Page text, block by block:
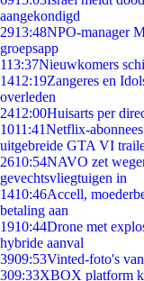
aangekondigd
2913:48NPO-manager
groepsapp
113:37Nieuwkomers
1412:19Zangeres en
overleden
2412:00Huisarts per
1011:41Netflix-
uitgebreide GTA VI
2610:54NAVO zet
gevechtsvliegtuigen in
1410:46Accell,
betaling aan
1910:44Drone met
hybride aanval
3909:53Vinted-foto's
309:33XBOX platform